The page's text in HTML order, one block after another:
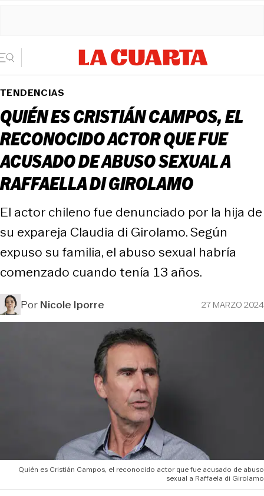
TENDENCIAS
QUIÉN ES CRISTIÁN CAMPOS, EL
RECONOCIDO ACTOR QUE FUE
ACUSADO DE ABUSO SEXUAL A
RAFFAELLA DI GIROLAMO
El actor chileno fue denunciado por la hija de
su expareja Claudia di Girolamo. Según
expuso su familia, el abuso sexual habría
comenzado cuando tenía 13 años.
PorNicole Iporre 27 MARZO 2024
Quién es Cristián Campos, el reconocido actor que fue acusado de abuso
sexual a Raffaela di Girolamo